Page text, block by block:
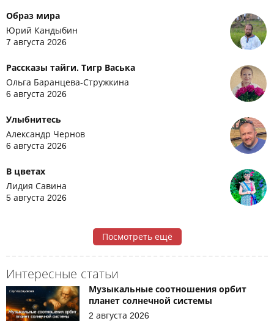
Образ мира
Юрий Кандыбин
7 августа 2026
Рассказы тайги. Тигр Васька
Ольга Баранцева-Стружкина
6 августа 2026
Улыбнитесь
Александр Чернов
6 августа 2026
В цветах
Лидия Савина
5 августа 2026
Посмотреть ещё
Интересные статьи
Музыкальные соотношения орбит
планет солнечной системы
2 августа 2026